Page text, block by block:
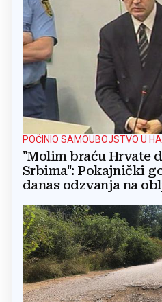
POČINIO SAMOUBOJSTVO U
"Molim braću Hrvate
Srbima": Pokajnički
danas odzvanja na